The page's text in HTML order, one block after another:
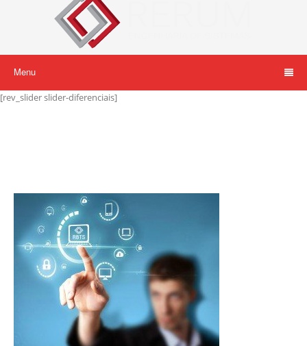
Menu
[rev_slider slider-diferenciais]